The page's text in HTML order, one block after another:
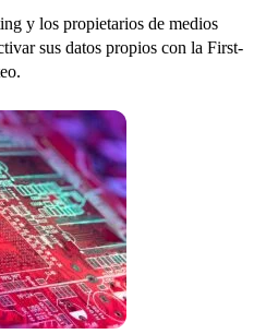
y los propietarios de medios
sus datos propios con la First-